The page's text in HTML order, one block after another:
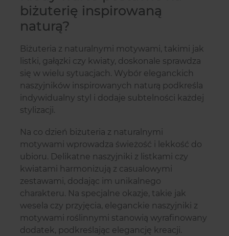
biżuterię inspirowaną
naturą?
Biżuteria z naturalnymi motywami, takimi jak
listki, gałązki czy kwiaty, doskonale sprawdza
się w wielu sytuacjach. Wybór eleganckich
naszyjników inspirowanych naturą podkreśla
indywidualny styl i dodaje subtelności każdej
stylizacji.
Na co dzień biżuteria z naturalnymi
motywami wprowadza świeżość i lekkość do
ubioru. Delikatne naszyjniki z listkami czy
kwiatami harmonizują z casualowymi
zestawami, dodając im unikalnego
charakteru. Na specjalne okazje, takie jak
wesela czy przyjęcia, eleganckie naszyjniki z
motywami roślinnymi stanowią wyrafinowany
dodatek, podkreślając elegancję kreacji.